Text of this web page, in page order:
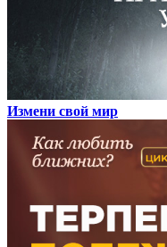
Измени свой мир